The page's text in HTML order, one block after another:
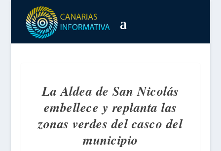
La Aldea de San Nicolás
embellece y replanta las
zonas verdes del casco del
municipio